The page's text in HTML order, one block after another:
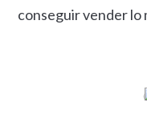
conseguir vender lo